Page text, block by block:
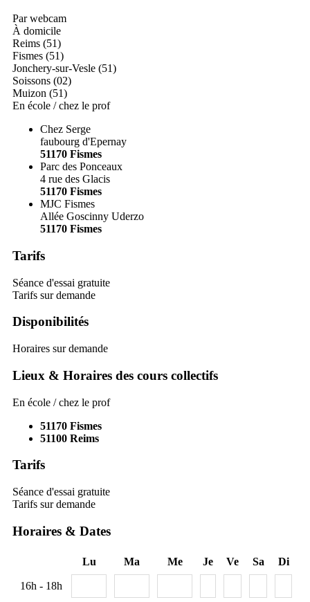
Par webcam
À domicile
Reims (51)
Fismes (51)
Jonchery-sur-Vesle (51)
Soissons (02)
Muizon (51)
En école / chez le prof
Chez Serge
faubourg d'Epernay
51170 Fismes
Parc des Ponceaux
4 rue des Glacis
51170 Fismes
MJC Fismes
Allée Goscinny Uderzo
51170 Fismes
Tarifs
Séance d'essai gratuite
Tarifs sur demande
Disponibilités
Horaires sur demande
Lieux & Horaires des cours collectifs
En école / chez le prof
51170 Fismes
51100 Reims
Tarifs
Séance d'essai gratuite
Tarifs sur demande
Horaires & Dates
Lu Ma Me Je Ve Sa Di
16h - 18h